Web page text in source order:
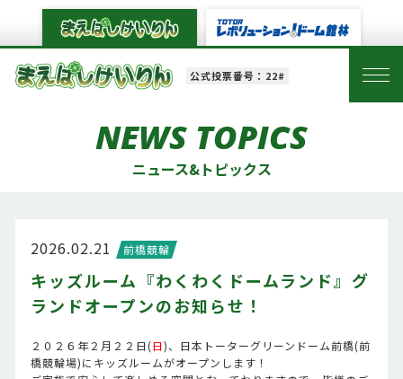
公式投票番号：22#
NEWS TOPICS
ニュース&トピックス
2026.02.21 前橋競輪
キッズルーム『わくわくドームランド』グ
ランドオープンのお知らせ！
２０２６年２月２２日(日)、日本トーターグリーンドーム前橋(前
橋競輪場)にキッズルームがオープンします！